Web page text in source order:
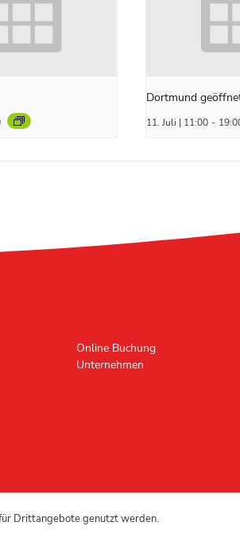
Dortmund
11. Juli | 11:00 -
Online Buchung
Unternehmen
Drittangebote genutzt werden.